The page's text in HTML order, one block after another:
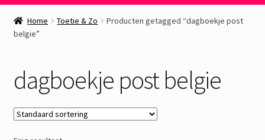
naar
navigatie
de
inhoud
Welkom
Winkelmand
Afrekenen
Home Toetie & Zo
Producten getagged “dagboekje post
belgie”
dagboekje post belgie